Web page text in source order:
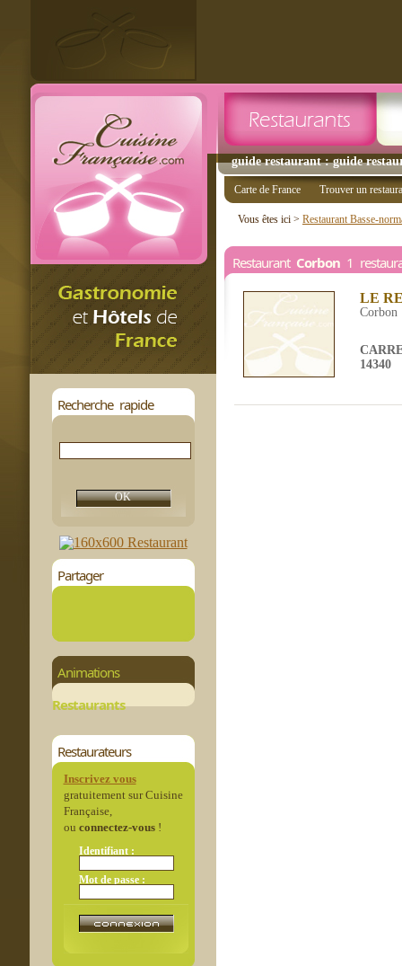
guide restaurant : guide
Recherche rapide
Partager
Animations
Restaurants
Restaurateurs
Inscrivez vous
gratuitement sur Cuisine
Française,
ou connectez-vous!
Identifiant :
Mot de passe :
Carte de France Trouver un
Vous êtes ici > Restaurant Basse-
Restaurant Corbon 1
LE
Corbon
14340